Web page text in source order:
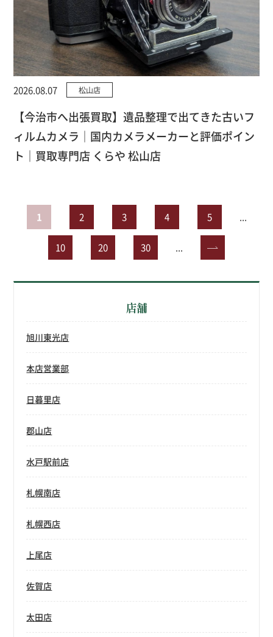
2026.08.07 松山店
【今治市へ出張買取】遺品整理で出てきた古いフ
ィルムカメラ｜国内カメラメーカーと評価ポイン
ト｜買取専門店 くらや 松山店
1 2 3 4 5 ...
10 20 30 ... »
店舗
旭川東光店
本店営業部
日暮里店
郡山店
水戸駅前店
札幌南店
札幌西店
上尾店
佐賀店
太田店